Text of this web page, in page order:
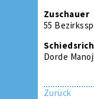
Zuschauer
55
Dorde
Zurück